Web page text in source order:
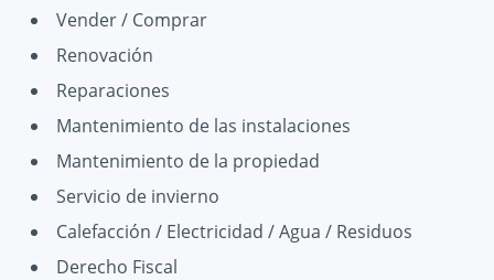
Vender / Comprar
Renovación
Reparaciones
Mantenimiento de las instalaciones
Mantenimiento de la propiedad
Servicio de invierno
Calefacción / Electricidad / Agua / Residuos
Derecho Fiscal